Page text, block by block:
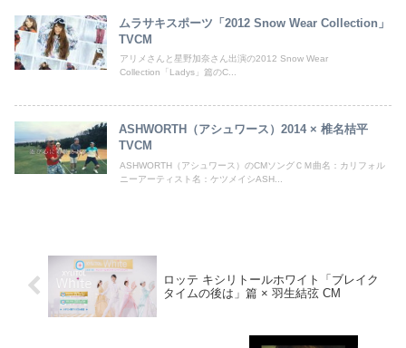
ムラサキスポーツ「2012 Snow Wear Collection」
TVCM
アリメさんと星野加奈さん出演の2012 Snow Wear
Collection「Ladys」篇のC...
ASHWORTH（アシュワース）2014 × 椎名桔平
TVCM
ASHWORTH（アシュワース）のCMソングＣＭ曲名：カリフォル
ニーアーティスト名：ケツメイシASH...
ロッテ キシリトールホワイト「ブレイク
タイムの後は」篇 × 羽生結弦 CM